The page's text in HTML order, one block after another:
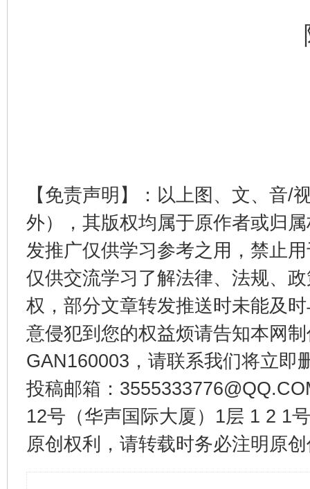
【免责声明】：以上图、文、音/
外），其版权均属于原作者或归
发推广仅供学习参考之用，禁止
仅供交流学习了解法律、法规、
权，部分文章转发推送时未能及
意侵犯到您的权益烦请告知本网
GAN160003，请联系我们将立即
投稿邮箱：
12号（华声国际大厦）1层 1 2 1
原创权利，请转载时务必注明原